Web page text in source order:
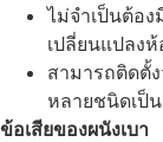
ไม่จำเป็นต้อง
เปลี่ยนแปลง
สามารถติดตั้ง
หลายชนิดเป็
ข้อเสียของผนังเบา